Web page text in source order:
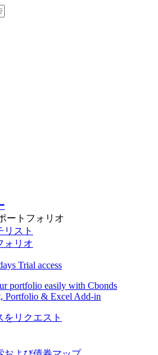
ートフォリオ
リスト
ォリオ
Trial access
portfolio easily with Cbonds
Portfolio & Excel Add-in
をリクエスト